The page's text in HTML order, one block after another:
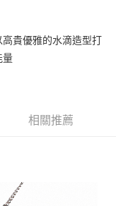
貴優雅的水滴造型打
量
相關推薦